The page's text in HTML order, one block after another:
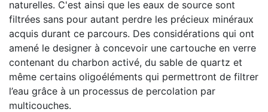
naturelles. C'est ainsi que les eaux de source sont
filtrées sans pour autant perdre les précieux minéraux
acquis durant ce parcours. Des considérations qui ont
amené le designer à concevoir une cartouche en verre
contenant du charbon activé, du sable de quartz et
même certains oligoéléments qui permettront de filtrer
l’eau grâce à un processus de percolation par
multicouches.